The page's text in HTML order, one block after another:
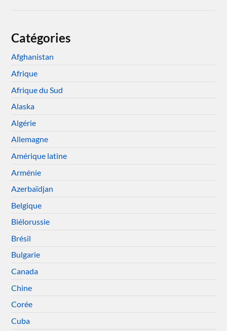
Catégories
Afghanistan
Afrique
Afrique du Sud
Alaska
Algérie
Allemagne
Amérique latine
Arménie
Azerbaïdjan
Belgique
Biélorussie
Brésil
Bulgarie
Canada
Chine
Corée
Cuba